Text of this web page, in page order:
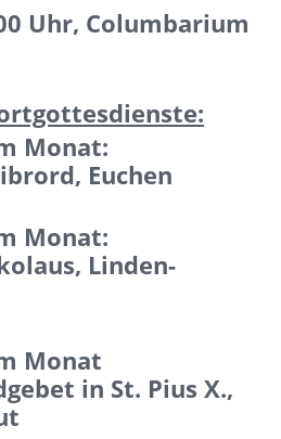
Uhr, Columbarium
Monat:
Euchen
Monat:
Linden-
Monat
in St. Pius X.,